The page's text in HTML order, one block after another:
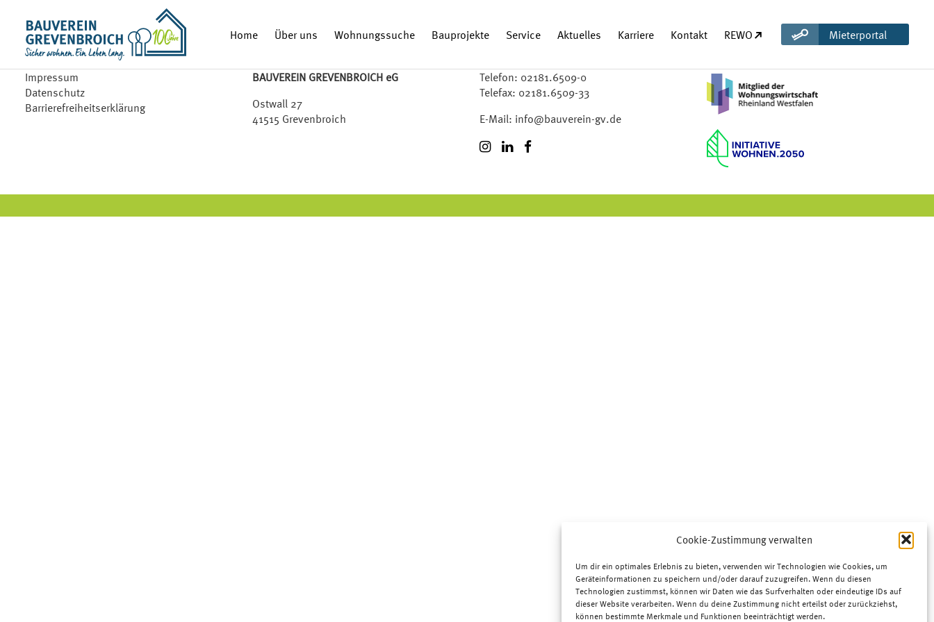
Cookie-Zustimmung verwalten
Um dir ein optimales Erlebnis zu bieten, verwenden wir Technologien wie Cookies, um
Geräteinformationen zu speichern und/oder darauf zuzugreifen. Wenn du diesen
Technologien zustimmst, können wir Daten wie das Surfverhalten oder eindeutige IDs auf
dieser Website verarbeiten. Wenn du deine Zustimmung nicht erteilst oder zurückziehst,
können bestimmte Merkmale und Funktionen beeinträchtigt werden.
Home Über uns Wohnungssuche Bauprojekte Service Aktuelles Karriere Kontakt REWO Mieterportal
(öffnet in neuem Tab)
Impressum
Datenschutz
Barrierefreiheitserklärung
BAUVEREIN GREVENBROICH eG
Ostwall 27
41515 Grevenbroich
Telefon: 02181.6509-0
Telefax: 02181.6509-33
E-Mail: info@bauverein-gv.de